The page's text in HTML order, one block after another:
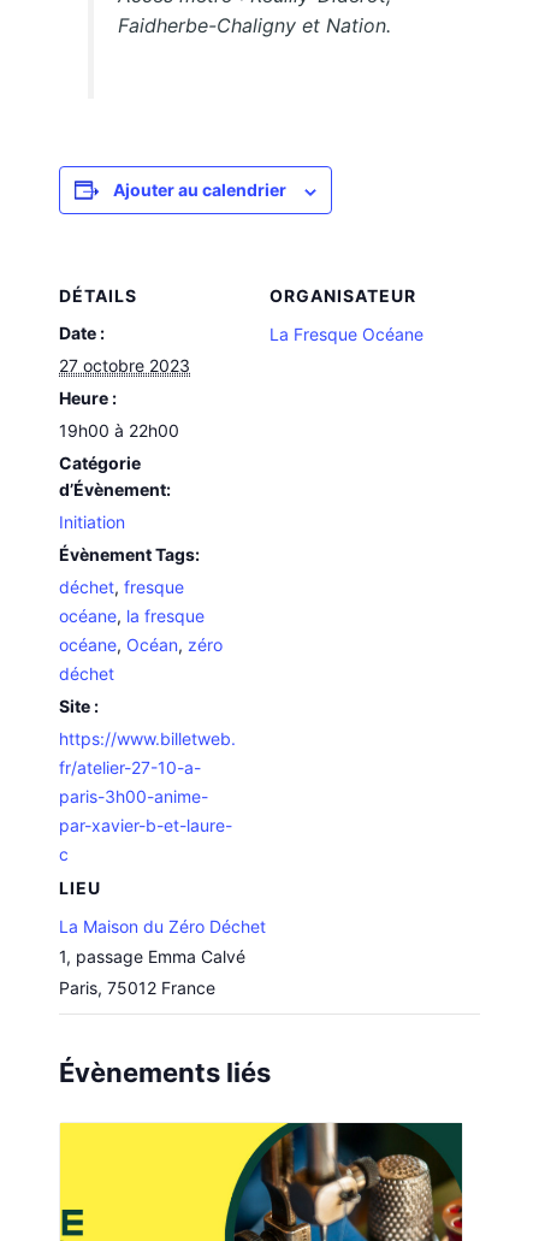
Faidherbe-Chaligny et Nation.
Ajouter au calendrier
DÉTAILS
Date :
27 octobre 2023
Heure :
19h00 à 22h00
Catégorie
d’Évènement:
Initiation
Évènement Tags:
déchet,fresque
océane, la fresque
océane, Océan, zéro
déchet
Site :
https://www.billetweb.
fr/atelier-27-10-a-
paris-3h00-anime-
par-xavier-b-et-laure-
c
LIEU
La Maison du Zéro Déchet
1, passage Emma Calvé
Paris, 75012 France
ORGANISATEUR
La Fresque Océane
Évènements liés